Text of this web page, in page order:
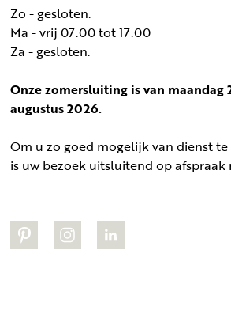
Zo - gesloten.
Ma - vrij 07.00 tot 17.00
Za - gesloten.
Onze zomersluiting is van maandag
augustus 2026.
Om u zo goed mogelijk van dienst
is uw bezoek uitsluitend op afspraak